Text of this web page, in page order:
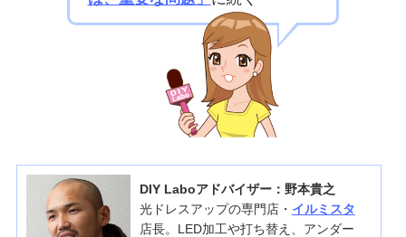
DIY Laboアドバイザー：野本貴之
光ドレスアップの専門店・ イルミスタ
店長。LED加工や打ち替え、アンダー